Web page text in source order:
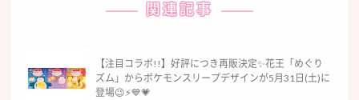
関連記事
【注目コラボ!!】好評につき再販決定✨花王「めぐり
ズム」からポケモンスリープデザインが5月31日(土)に
登場😉⚡️💙💗